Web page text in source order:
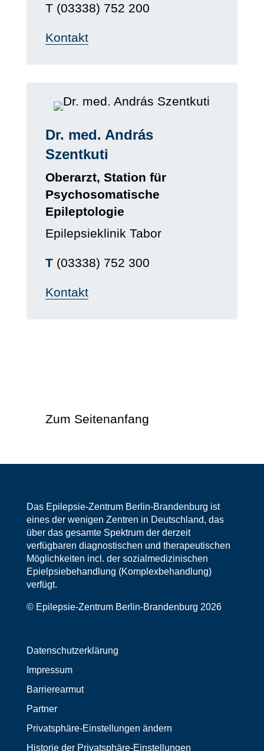
T (03338) 752 200
Kontakt
Dr. med. András
Szentkuti
Oberarzt, Station für
Psychosomatische
Epileptologie
Epilepsieklinik Tabor
T(03338) 752 300
Kontakt
Zum Seitenanfang
Das Epilepsie-Zentrum Berlin-Brandenburg ist
eines der wenigen Zentren in Deutschland, das
über das gesamte Spektrum der derzeit
verfügbaren diagnostischen und therapeutischen
Möglichkeiten incl. der sozialmedizinischen
Epielpsiebehandlung (Komplexbehandlung)
verfügt.
© Epilepsie-Zentrum Berlin-Brandenburg 2026
Datenschutzerklärung
Impressum
Barrierearmut
Partner
Privatsphäre-Einstellungen ändern
Historie der Privatsphäre-Einstellungen